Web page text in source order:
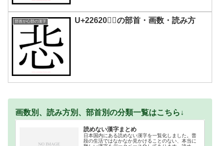
部首が心部の漢字 U+22620｜𢘠の部首・画数・読み方
画数別、読み方別、部首別の分類一覧はこちら↓
読めない漢字まとめ
日本国内にある読めない漢字を一覧化しました。普
段の生活ではなかなか見かけることのない、本当に